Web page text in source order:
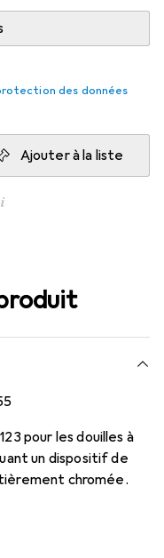
des données
4 pièces
Ajouter à la liste
i
pour les douilles à
un dispositif de
chromée.